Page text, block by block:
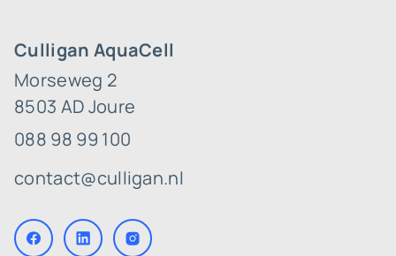
Culligan AquaCell
Morseweg 2
8503 AD Joure
088 98 99 100
contact@culligan.nl